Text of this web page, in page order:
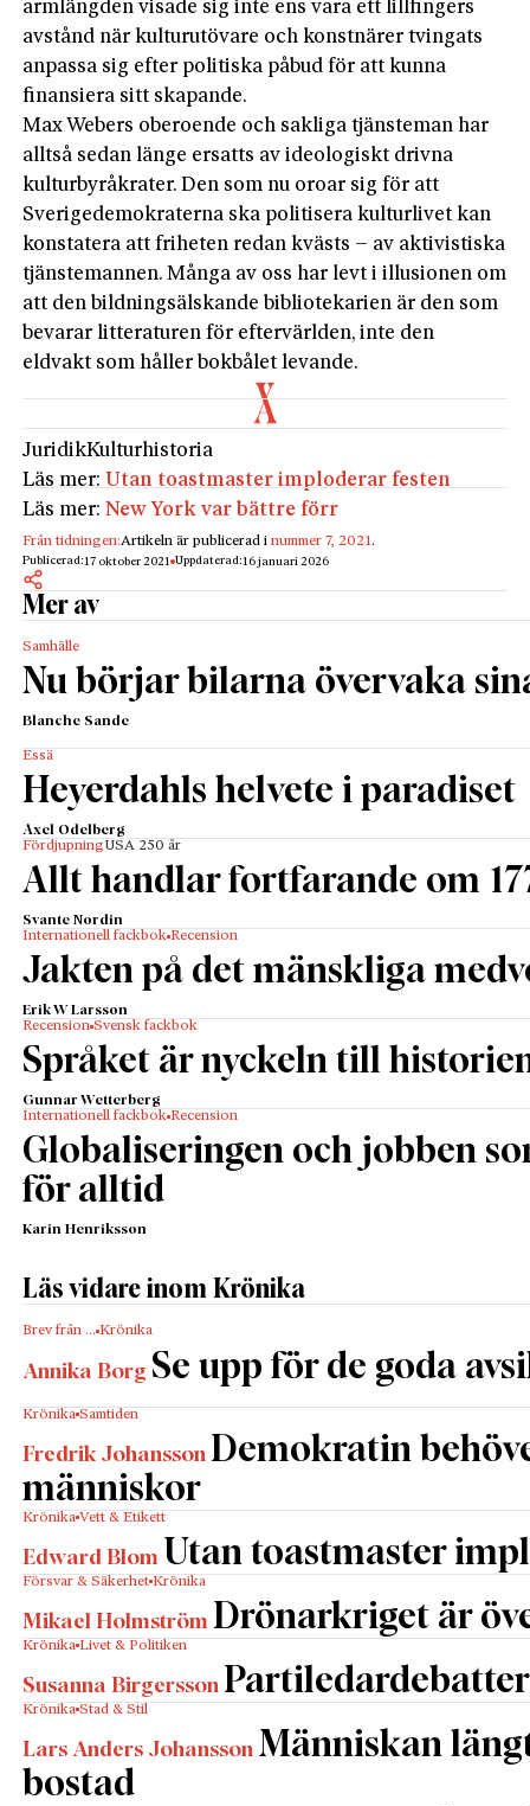
armlängden visade sig inte ens vara ett lillfingers
avstånd när kulturutövare och konstnärer tvingats
anpassa sig efter politiska påbud för att kunna
finansiera sitt skapande.
Max Webers oberoende och sakliga tjänsteman har
alltså sedan länge ersatts av ideologiskt drivna
kulturbyråkrater. Den som nu oroar sig för att
Sverigedemokraterna ska politisera kulturlivet kan
konstatera att friheten redan kvästs – av aktivistiska
tjänstemannen. Många av oss har levt i illusionen om
att den bildningsälskande bibliotekarien är den som
bevarar litteraturen för eftervärlden, inte den
eldvakt som håller bokbålet levande.
JuridikKulturhistoria
Läs mer: Utan toastmaster imploderar festen
Läs mer:New York var bättre förr
Från tidningen:Artikeln är publicerad inummer 7, 2021.
Publicerad:17 oktober 2021 Uppdaterad:16 januari 2026
Mer av
Samhälle
Nu börjar bilarna övervaka
Blanche Sande
Essä
Heyerdahls helvete i paradiset
Axel Odelberg
FördjupningUSA 250 år
Allt handlar fortfarande om
Svante Nordin
Internationell fackbok Recension
Jakten på det mänskliga
Erik W Larsson
Recension Svensk fackbok
Språket är nyckeln till
Gunnar Wetterberg
Internationell fackbok Recension
Globaliseringen och jobben
för alltid
Karin Henriksson
Läs vidare inom Krönika
Brev från … Krönika
Annika Borg Se upp för de goda
Krönika Samtiden
Fredrik Johansson Demokratin
människor
Krönika Vett & Etikett
Edward Blom Utan toastmaster
Försvar & Säkerhet Krönika
Mikael Holmström Drönarkriget är
Krönika Livet & Politiken
Susanna Birgersson
Krönika Stad & Stil
Lars Anders Johansson Människan
bostad